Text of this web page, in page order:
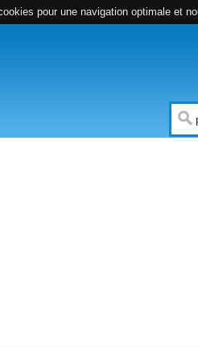
pour une navigation optimale et